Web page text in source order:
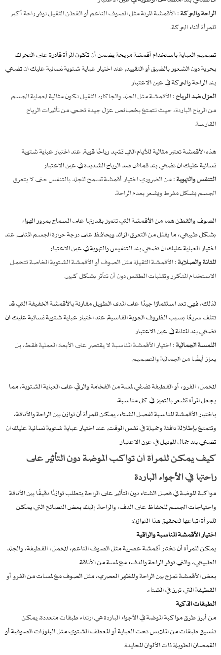
الراحة والحركة: الأقمشة المرنة مثل الصوف الناعم أو القطن الثقيل توفر راحة أكبر
للمرأة أثناء الحركة.
تصميم العباية باستخدام أقمشة مريحة يضمن أن تكون المرأة قادرة على التحرك
بحرية دون الشعور بالضيق أو التقييد, عند اختيار عباية شتوية نسائية عليك ان تضعي
بند الراحة والحركة في عين الاعتبار
العزل ضد الرياح: الأقمشة مثل الجلد والجاكارد الثقيل تكون مثالية لحماية الجسم
من الرياح الباردة، حيث تتمتع بخصائص عزل جيدة تحمي من تأثيرات الرياح
القارسة.
هذه الأقمشة تعتبر مثالية للأيام التي تشهد رياحًا قوية, عند اختيار عباية شتوية
نسائية عليك ان تضعي بند قماش ضد الرياح الشديدة في عين الاعتبار
التنفس والتهوية: من الضروري اختيار أقمشة تسمح للجلد بالتنفس حتى لا يتعرق
الجسم بشكل مفرط ويشعر بعدم الراحة.
الصوف والقطن هما من الأقمشة التي تتميز بقدرتها على السماح بمرور الهواء
بشكل طبيعي، ما يقلل من التعرق الزائد ويحافظ على درجة حرارة الجسم المثلى, عند
اختيار العباية عليك ان تضعي بند التنفيس والتهوية في عين الاعتبار
المتانة والصلابة: الأقمشة الثقيلة مثل الصوف أو الأقمشة الشتوية الخاصة تتحمل
الاستخدام المتكرر وتقلبات الطقس دون أن تتأثر بشكل كبير.
لذلك، فهي تعد استثمارًا جيدًا على المدى الطويل مقارنة بالأقمشة الخفيفة التي قد
تتلف سريعًا بسبب الظروف الجوية القاسية, عند اختيار عباية شتوية نسائية عليك ان
تضعي بند المتانة في عين الاعتبار
اللمسة الجمالية: اختيار الأقمشة المناسبة لا يقتصر على الأبعاد العملية فقط، بل
يعزز أيضًا من الجمالية والتصميم.
المخمل، الفرو، أو القطيفة تضفي لمسة من الفخامة والرقي على العباية الشتوية، مما
يجعل المرأة تشعر بالتميز في كل مناسبة.
باختيار الأقمشة المناسبة لفصل الشتاء، يمكن للمرأة أن توازن بين الراحة والأناقة،
وتتمتع بإطلالة دافئة وجميلة في نفس الوقت, عند اختيار عباية شتوية نسائية عليك ان
تضعي بند جمال الموديل في عين الاعتبار
كيف يمكن للمرأة أن تواكب الموضة دون التأثير على
راحتها في الأجواء الباردة
مواكبة الموضة في فصل الشتاء دون التأثير على الراحة يتطلب توازنًا دقيقًا بين الأناقة
واحتياجات الجسم للحفاظ على الدفء والراحة. إليك بعض النصائح التي يمكن
للمرأة اتباعها لتحقيق هذا التوازن:
اختيار الأقمشة المناسبة والراقية
يمكن للمرأة أن تختار أقمشة عصرية مثل الصوف الناعم، المخمل، القطيفة، والجلد
الطبيعي، والتي توفر الراحة والدفء مع لمسة من الأناقة.
بعض الأقمشة تمزج بين الراحة والمظهر العصري، مثل الصوف مع لمسات من الفرو أو
القطيفة التي تبرز في الشتاء.
الطبقات الذكية
من أبرز طرق مواكبة الموضة في الأجواء الباردة هي ارتداء طبقات متعددة. يمكن
تنسيق طبقات من الملابس تحت العباية أو المعطف الشتوي مثل البلوزات الصوفية أو
القمصان الطويلة ذات الألوان المحايدة.